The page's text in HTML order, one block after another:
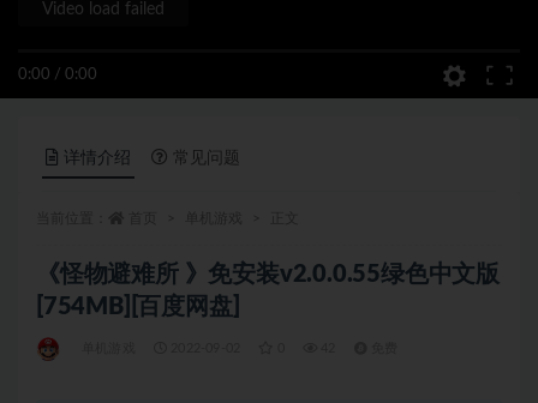
0:00 / 0:00
Video load failed
详情介绍 常见问题
《怪物避难所 》免安装v2.0.0.55绿色中文版
[754MB][百度网盘]